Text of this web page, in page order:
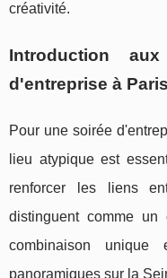
créativité.
Introduction
d'entreprise à Paris
Pour une soirée
lieu atypique est
renforcer les liens
distinguent comme un
combinaison
panoramiques sur la